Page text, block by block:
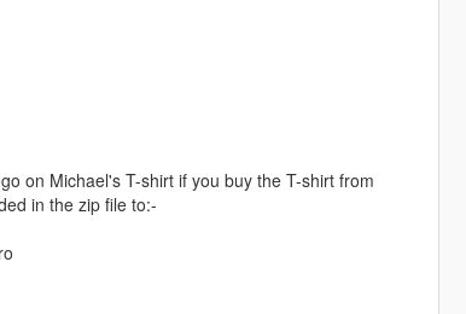
on Michael's T-shirt if you buy the T-shirt from
in the zip file to:-